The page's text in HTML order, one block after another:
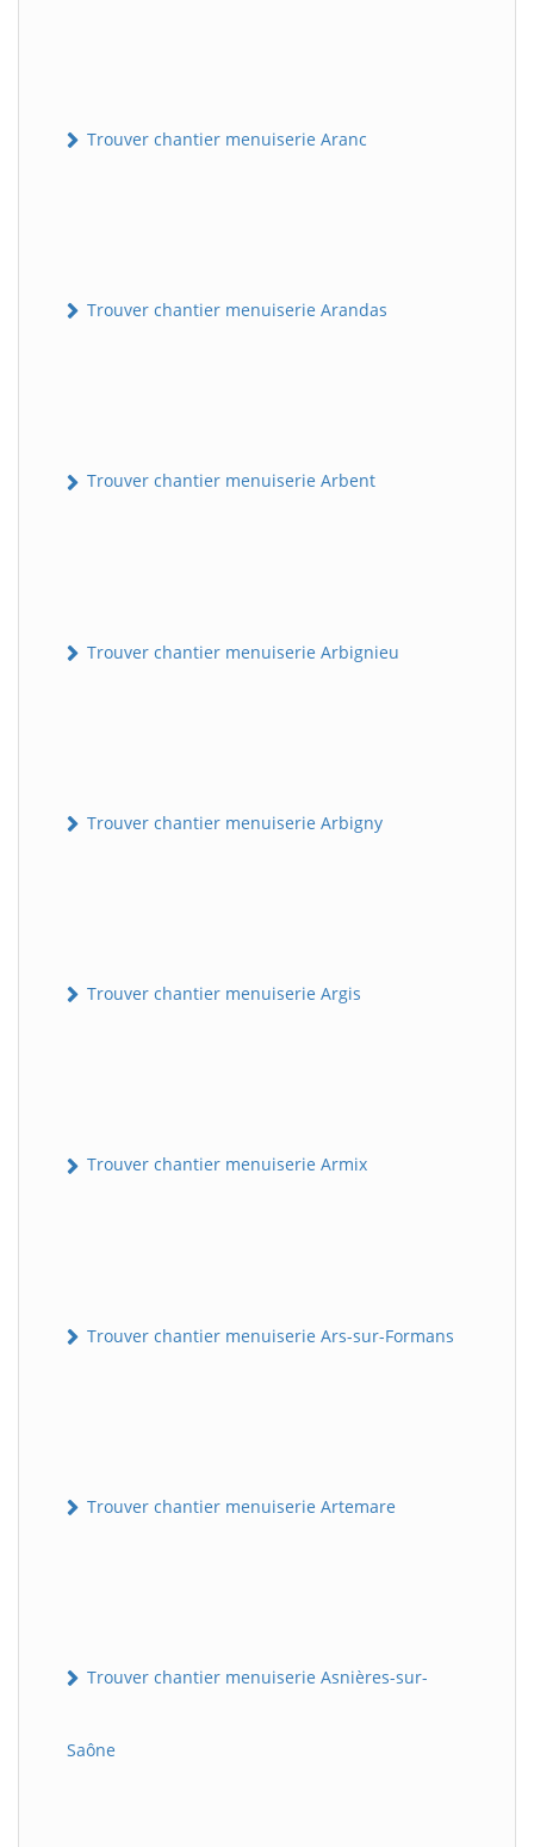
Trouver chantier menuiserie Aranc
Trouver chantier menuiserie Arandas
Trouver chantier menuiserie Arbent
Trouver chantier menuiserie Arbignieu
Trouver chantier menuiserie Arbigny
Trouver chantier menuiserie Argis
Trouver chantier menuiserie Armix
Trouver chantier menuiserie Ars-sur-Formans
Trouver chantier menuiserie Artemare
Trouver chantier menuiserie Asnières-sur-
Saône